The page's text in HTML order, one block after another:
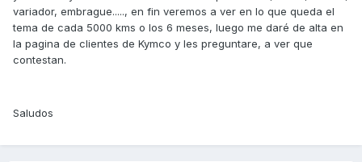
variador, embrague....., en fin veremos a ver en lo que queda el
tema de cada 5000 kms o los 6 meses, luego me daré de alta en
la pagina de clientes de Kymco y les preguntare, a ver que
contestan.
Saludos